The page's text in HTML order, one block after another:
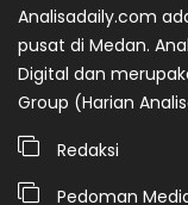
Analisadaily.com
pusat di Medan.
Digital dan
Group (Harian
Redaksi
Pedoman